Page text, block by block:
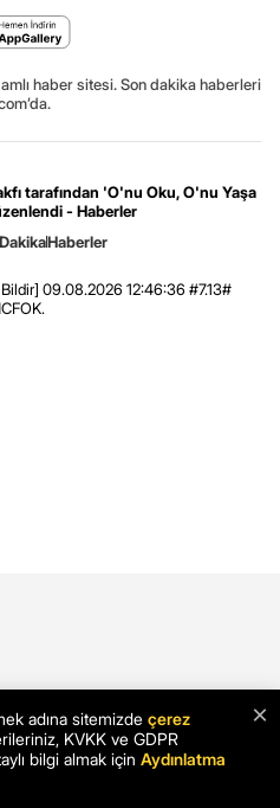
haber sitesi. Son dakika haberleri
tarafından 'O'nu Oku, O'nu Yaşa
- Haberler
Haberler
09.08.2026 12:46:36 #7.13#
×
adına sitemizde çerez
KVKK ve GDPR
bilgi almak için Aydınlatma